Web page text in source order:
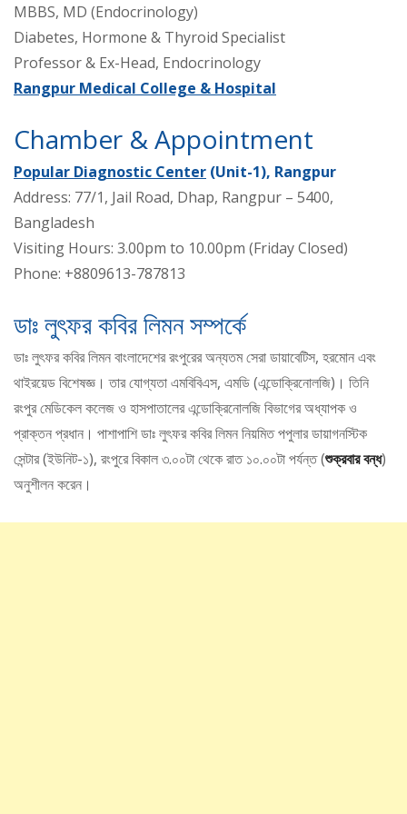
MBBS, MD (Endocrinology)
Diabetes, Hormone & Thyroid Specialist
Professor & Ex-Head, Endocrinology
Rangpur Medical College & Hospital
Chamber & Appointment
Popular Diagnostic Center (Unit-1), Rangpur
Address: 77/1, Jail Road, Dhap, Rangpur – 5400,
Bangladesh
Visiting Hours: 3.00pm to 10.00pm (Friday Closed)
Phone: +8809613-787813
ডাঃ লুৎফর কবির লিমন সম্পর্কে
ডাঃ লুৎফর কবির লিমন বাংলাদেশের রংপুরের অন্যতম সেরা ডায়াবেটিস, হরমোন এবং
থাইরয়েড বিশেষজ্ঞ। তার যোগ্যতা এমবিবিএস, এমডি (এন্ডোক্রিনোলজি)। তিনি
রংপুর মেডিকেল কলেজ ও হাসপাতালের এন্ডোক্রিনোলজি বিভাগের অধ্যাপক ও
প্রাক্তন প্রধান। পাশাপাশি ডাঃ লুৎফর কবির লিমন নিয়মিত পপুলার ডায়াগনস্টিক
সেন্টার (ইউনিট-১), রংপুরে বিকাল ৩.০০টা থেকে রাত ১০.০০টা পর্যন্ত (শুক্রবার বন্ধ)
অনুশীলন করেন।